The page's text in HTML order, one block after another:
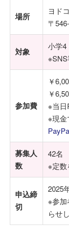
場所
ヨド
〒
対象
小学4
参加費
￥
￥
※当日
※現金
募集人
数
42名
※定数
申込締
切
2025
※参加
らせ